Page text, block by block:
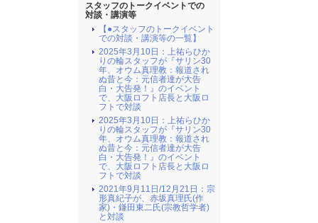
スタッフのトークイベントでの
対談・講演等
【●スタッフのトークイベント
での対談・講演等の一覧】
2025年3月10日：上祐らひか
りの輪スタッフが『サリン30
年、オウム真理教：報道され
ぬ昔と今：元信者達が大告
白・大告発！』のイベント
で、大阪ロフト店長と大阪ロ
フトで対談
2025年3月10日：上祐らひか
りの輪スタッフが『サリン30
年、オウム真理教：報道され
ぬ昔と今：元信者達が大告
白・大告発！』のイベント
で、大阪ロフト店長と大阪ロ
フトで対談
2021年9月11日/12月21日：宗
形真紀子が、赤坂真理氏(作
家)・鎌田東二氏(宗教哲学者)
と対談